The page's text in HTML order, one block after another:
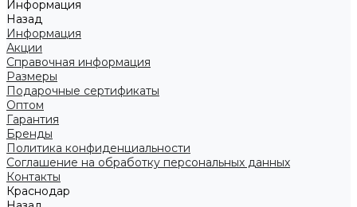
Информация
Назад
Информация
Акции
Справочная информация
Размеры
Подарочные сертификаты
Оптом
Гарантия
Бренды
Политика конфиденциальности
Соглашение на обработку персональных данных
Контакты
Краснодар